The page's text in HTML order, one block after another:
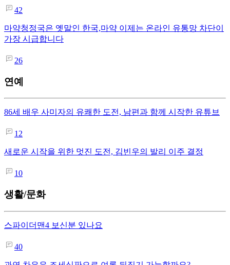
42
마약청정국은 옛말인 한국,마약 이제는 온라인 유통망 차단이
가장 시급합니다
26
연예
86세 배우 사미자의 유쾌한 도전, 남편과 함께 시작한 유튜브
12
새로운 시작을 위한 멋진 도전, 김빈우의 발리 이주 결정
10
생활/문화
스파이더맨4 보신분 있나요
40